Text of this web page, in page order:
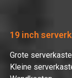
19 inch
Grote
Kleine